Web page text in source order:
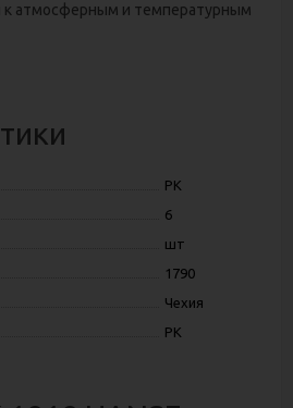
к атмосферным и температурным
PK
6
шт
1790
Чехия
PK